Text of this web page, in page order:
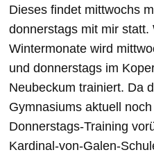
Dieses findet mittwochs
donnerstags mit mir statt.
Wintermonate wird
und donnerstags im
Neubeckum trainiert. Da
Gymnasiums aktuell
Donnerstags-Training
Kardinal-von-Galen-